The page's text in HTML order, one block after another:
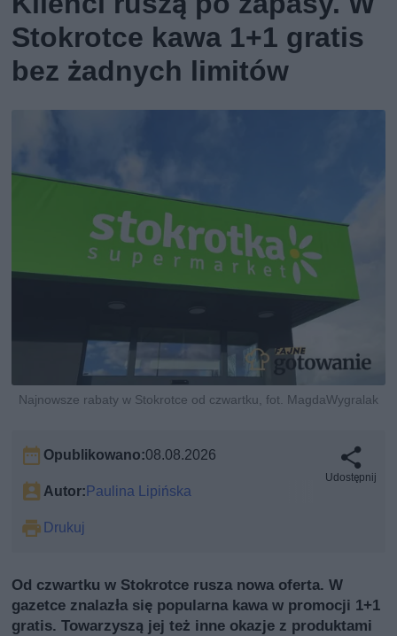
Stokrotce kawa 1+1 gratis
bez żadnych limitów
Najnowsze rabaty w Stokrotce od czwartku, fot. MagdaWygralak
Opublikowano:08.08.2026
Autor:Paulina Lipińska
Drukuj
Udostępnij
Od czwartku w Stokrotce rusza nowa oferta. W
gazetce znalazła się popularna kawa w promocji 1+1
gratis. Towarzyszą jej też inne okazje z produktami